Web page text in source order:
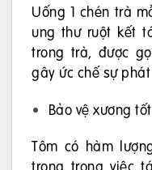
Uống 1 chén trà
ung thư ruột kết
trong trà, được
gây ức chế sự
Bảo vệ xương
Tôm có hàm